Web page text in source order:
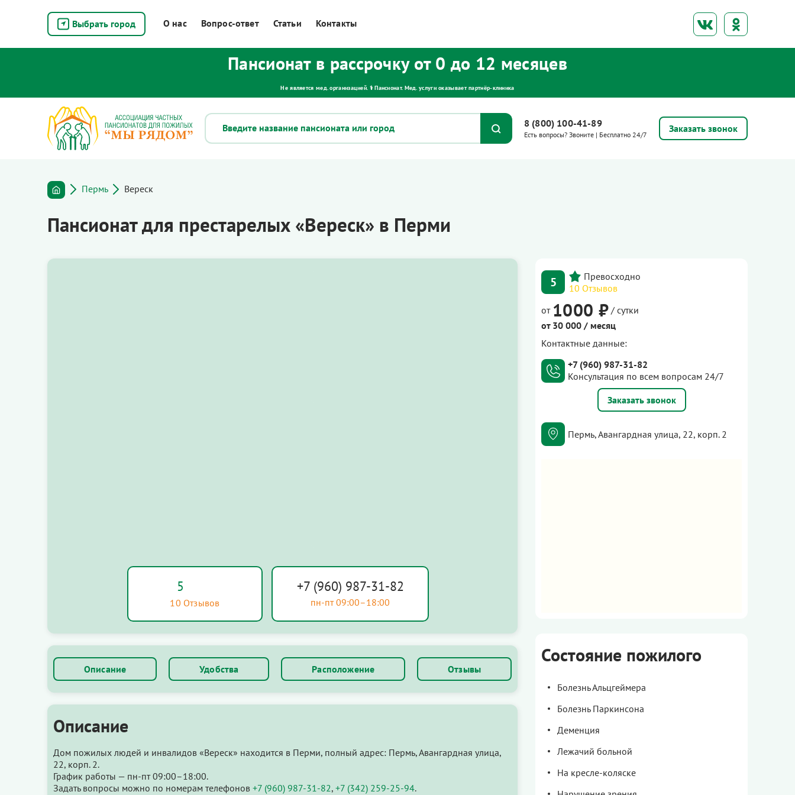
Выбрать город О нас Вопрос-ответ Статьи Контакты
Пансионат в рассрочку от 0 до 12 месяцев
Не является мед. организацией. ⚕ Пансионат. Мед. услуги оказывает партнёр‑клиника
8 (800) 100-41-89
Есть вопросы? Звоните | Бесплатно 24/7
Заказать звонок
Пермь Вереск
Пансионат для престарелых «Вереск» в Перми
5
10 Отзывов
+7 (960) 987-31-82
пн-пт 09:00–18:00
Описание Удобства Расположение Отзывы
Описание
Дом пожилых людей и инвалидов «Вереск» находится в Перми, полный адрес: Пермь, Авангардная улица,
22, корп. 2.
График работы — пн-пт 09:00–18:00.
Задать вопросы можно по номерам телефонов +7 (960) 987-31-82, +7 (342) 259-25-94.
5
10 Отзывов
от 1000 ₽/ сутки
от 30 000 / месяц
Контактные данные:
+7 (960) 987-31-82
Консультация по всем вопросам 24/7
Заказать звонок
Пермь, Авангардная улица, 22, корп. 2
Состояние пожилого
Болезнь Альцгеймера
Болезнь Паркинсона
Деменция
Лежачий больной
На кресле-коляске